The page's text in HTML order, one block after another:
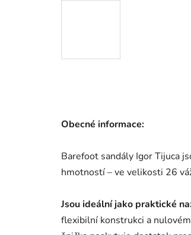
Obecné informace:
Barefoot sandály Igor Tijuca
hmotností – ve velikosti 26
Jsou ideální jako praktické
flexibilní konstrukci a